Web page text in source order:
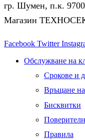
гр. Шумен, п.к.
Магазин
Facebook Twitter
Обслужване на
Срокове и
Връщане
Бисквитки
Правила